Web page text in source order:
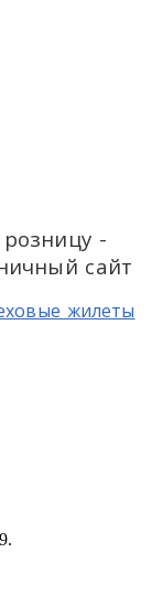
-
сайт
жилеты